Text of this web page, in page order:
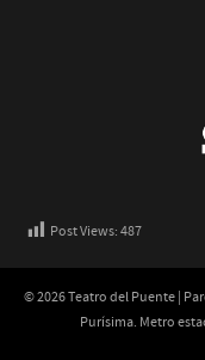
Post Views:487
© 2026 Teatro del Puente |
Purísima. Metro